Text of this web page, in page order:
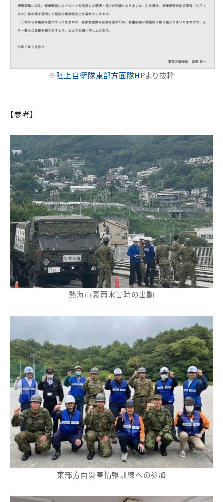
※陸上自衛隊東部方面隊HPより抜粋
【参考】
熱海市豪雨水害時の出動
東部方面災害情報訓練への参加